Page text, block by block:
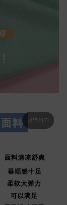
번역하기